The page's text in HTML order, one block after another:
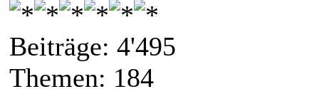
Beiträge: 4'495
Themen: 184